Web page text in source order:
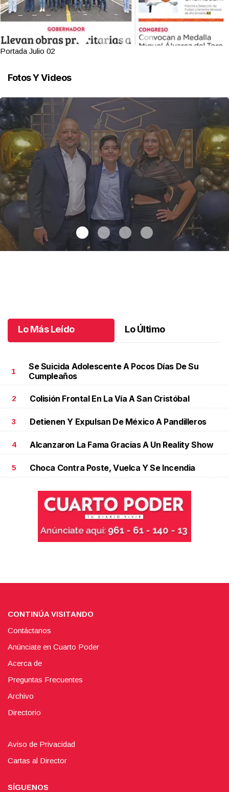
Portada Julio 02
Fotos Y Videos
Lo Más Leído Lo Último
1
Se Suicida Adolescente A Pocos Días De Su
Cumpleaños
2 Colisión Frontal En La Vía A San Cristóbal
3 Detienen Y Expulsan De México A Pandilleros
4 Alcanzaron La Fama Gracias A Un Reality Show
5 Choca Contra Poste, Vuelca Y Se Incendia
CONTINÚA VISITANDO
Contáctanos
Anúnciate en Cuarto Poder
Acerca de
Preguntas Frecuentes
Archivo
Directorio
Aviso de Privacidad
Cartas al Director
SÍGUENOS